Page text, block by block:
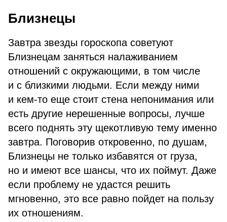
Близнецы
Завтра звезды гороскопа советуют
Близнецам заняться налаживанием
отношений с окружающими, в том числе
и с близкими людьми. Если между ними
и кем-то еще стоит стена непонимания или
есть другие нерешенные вопросы, лучше
всего поднять эту щекотливую тему именно
завтра. Поговорив откровенно, по душам,
Близнецы не только избавятся от груза,
но и имеют все шансы, что их поймут. Даже
если проблему не удастся решить
мгновенно, это все равно пойдет на пользу
их отношениям.